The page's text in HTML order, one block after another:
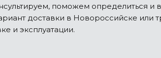
поможем определиться и
доставки в Новороссийске или
и эксплуатации.